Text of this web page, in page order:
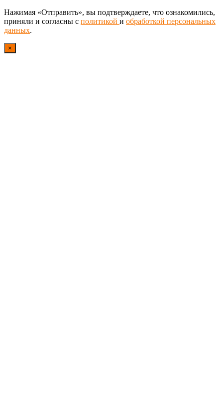
Нажимая «Отправить», вы подтверждаете, что ознакомились,
приняли и согласны с политикой и обработкой персональных
данных.
×